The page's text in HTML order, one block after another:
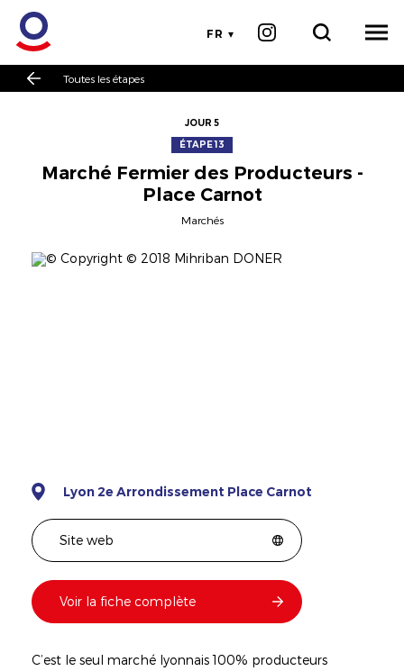
FR
Toutes les étapes
JOUR 5
ÉTAPE 13
Marché Fermier des Producteurs -
Place Carnot
Marchés
Lyon 2e Arrondissement Place Carnot
Site web
Voir la fiche complète
C’est le seul marché lyonnais 100% producteurs